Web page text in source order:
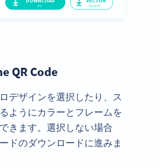
QR Code
デザインを選択したり、ス
ようにカラーとフレームを
きます。選択しない場合
ドのダウンロードに進みま